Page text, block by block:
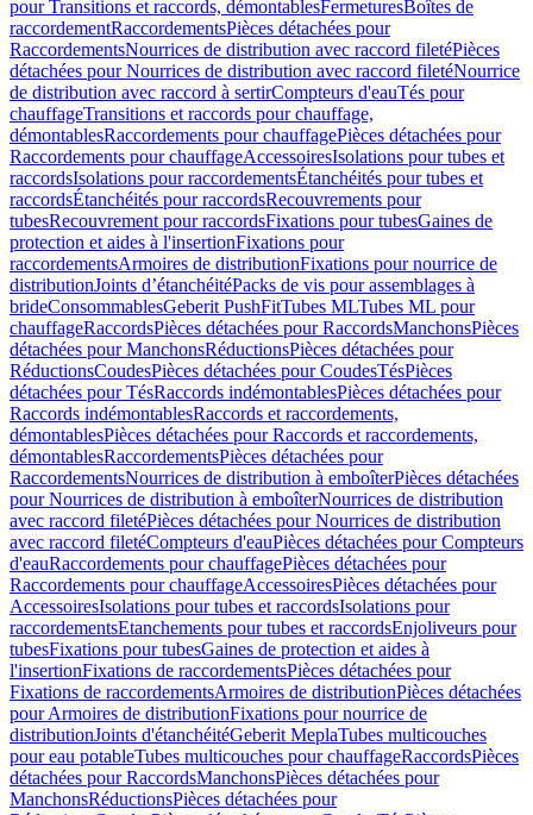
pour Transitions et raccords, démontablesFermeturesBoîtes de
raccordementRaccordementsPièces détachées pour
RaccordementsNourrices de distribution avec raccord filetéPièces
détachées pour Nourrices de distribution avec raccord filetéNourrice
de distribution avec raccord à sertirCompteurs d'eauTés pour
chauffageTransitions et raccords pour chauffage,
démontablesRaccordements pour chauffagePièces détachées pour
Raccordements pour chauffageAccessoiresIsolations pour tubes et
raccordsIsolations pour raccordementsÉtanchéités pour tubes et
raccordsÉtanchéités pour raccordsRecouvrements pour
tubesRecouvrement pour raccordsFixations pour tubesGaines de
protection et aides à l'insertionFixations pour
raccordementsArmoires de distributionFixations pour nourrice de
distributionJoints d’étanchéitéPacks de vis pour assemblages à
brideConsommablesGeberit PushFitTubes MLTubes ML pour
chauffageRaccordsPièces détachées pour RaccordsManchonsPièces
détachées pour ManchonsRéductionsPièces détachées pour
RéductionsCoudesPièces détachées pour CoudesTésPièces
détachées pour TésRaccords indémontablesPièces détachées pour
Raccords indémontablesRaccords et raccordements,
démontablesPièces détachées pour Raccords et raccordements,
démontablesRaccordementsPièces détachées pour
RaccordementsNourrices de distribution à emboîterPièces détachées
pour Nourrices de distribution à emboîterNourrices de distribution
avec raccord filetéPièces détachées pour Nourrices de distribution
avec raccord filetéCompteurs d'eauPièces détachées pour Compteurs
d'eauRaccordements pour chauffagePièces détachées pour
Raccordements pour chauffageAccessoiresPièces détachées pour
AccessoiresIsolations pour tubes et raccordsIsolations pour
raccordementsEtanchements pour tubes et raccordsEnjoliveurs pour
tubesFixations pour tubesGaines de protection et aides à
l'insertionFixations de raccordementsPièces détachées pour
Fixations de raccordementsArmoires de distributionPièces détachées
pour Armoires de distributionFixations pour nourrice de
distributionJoints d'étanchéitéGeberit MeplaTubes multicouches
pour eau potableTubes multicouches pour chauffageRaccordsPièces
détachées pour RaccordsManchonsPièces détachées pour
ManchonsRéductionsPièces détachées pour